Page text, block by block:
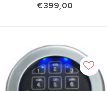
€399,00